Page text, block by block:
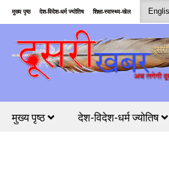
मुख्य पृष्ठ देश-विदेश-धर्म ज्योतिष शिक्षा-स्वास्थ्य-खेल
मुख्य पृष्ठ देश-विदेश-धर्म ज्योतिष